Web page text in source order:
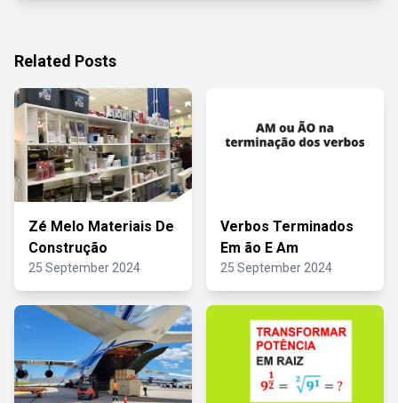
Related Posts
Zé Melo Materiais De
Construção
25 September 2024
Verbos Terminados
Em ão E Am
25 September 2024